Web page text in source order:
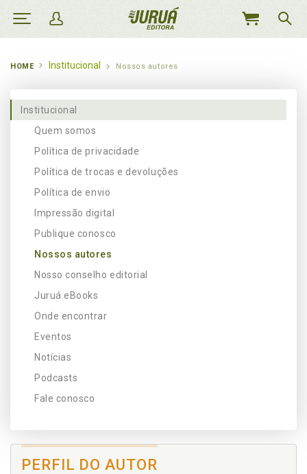
MEU
HOME Institucional Nossos autores
Institucional
Quem somos
Política de privacidade
Política de trocas e devoluções
Política de envio
Impressão digital
Publique conosco
Nossos autores
Nosso conselho editorial
Juruá eBooks
Onde encontrar
Eventos
Notícias
Podcasts
Fale conosco
PERFIL DO AUTOR